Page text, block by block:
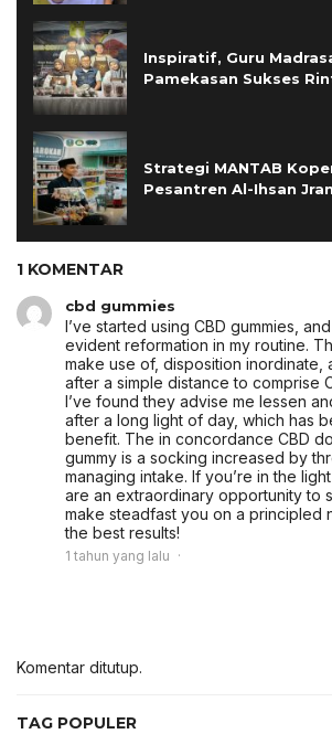
Inspiratif, Guru
Pamekasan Sukses
Strategi MANTAB
Pesantren Al-Ihsan
1 KOMENTAR
cbd gummies
I’ve started using CBD gummies,
evident reformation in my routine.
make use of, disposition inordinate,
after a simple distance to comprise
I’ve found they advise me lessen
after a long light of day, which has
benefit. The in concordance CBD
gummy is a socking increased by
managing intake. If you’re in the
are an extraordinary opportunity to
make steadfast you on a principled
the best results!
1 tahun yang lalu
Komentar ditutup.
TAG POPULER